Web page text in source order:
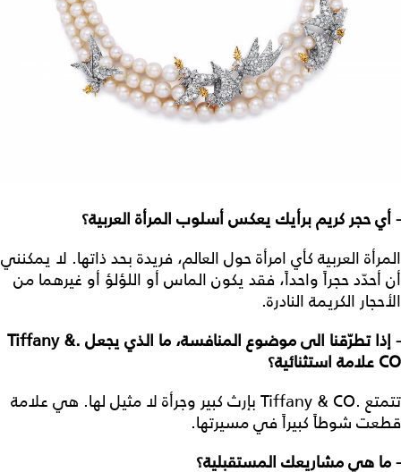
- أي حجر كريم برأيك يعكس أسلوب المرأة العربية؟
المرأة العربية كأي امرأة حول العالم، فريدة بحد ذاتها. لا يمكنني
أن أحدّد حجراً واحداً، فقد يكون الماس أو اللؤلؤ أو غيرهما من
الأحجار الكريمة النادرة.
- إذا تطرّقنا الى موضوع المنافسة، ما الذي يجعل .Tiffany &
CO علامة استثنائية؟
تتمتع .Tiffany & CO بإرث كبير وجرأة لا مثيل لها. هي علامة
قطعت شوطاً كبيراً في مسيرتها.
- ما هي مشاريعك المستقبلية؟